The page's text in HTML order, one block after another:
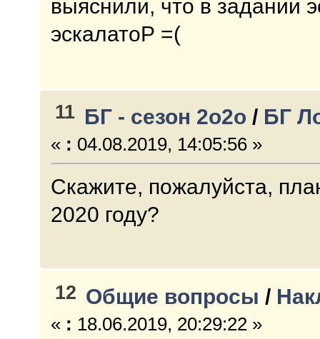
выяснили, что в задании
эскалатоР =(
11 БГ - сезон 2о2о / БГ
« : 04.08.2019, 14:05:56 »
Скажите, пожалуйста,
2020 году?
12 Общие вопросы /
« : 18.06.2019, 20:29:22 »